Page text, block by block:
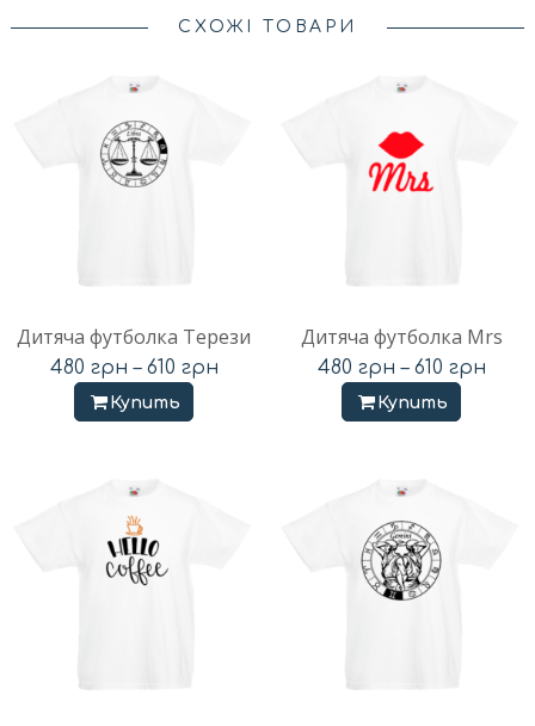
СХОЖІ ТОВАРИ
Дитяча футболка Терези
480 грн – 610 грн
Купить
Дитяча футболка Mrs
480 грн – 610 грн
Купить